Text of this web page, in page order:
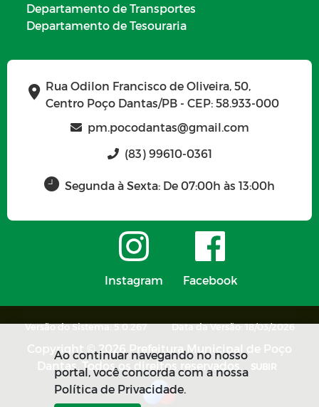
Departamento de Transportes
Departamento de Tesouraria
Rua Odilon Francisco de Oliveira, 50,
Centro Poço Dantas/PB - CEP: 58.933-000
pm.pocodantas@gmail.com
(83) 99610-0361
Segunda à Sexta: De 07:00h às 13:00h
Instagram Facebook
Versão do Sistema: 5.0.267 Data da Versão: 18/03/2026
Copyright © 2026 Prefeitura Municipal de Poço
Dantas. Todos os direitos reservados.
SUBIR
Ao continuar navegando no nosso
portal, você concorda com a nossa
Política de Privacidade.